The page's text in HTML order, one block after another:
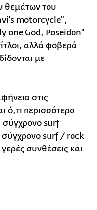
θεμάτων του
motorcycle",
one God, Poseidon"
αλλά φοβερά
με
στις
ό,τι περισσότερο
σύγχρονο surf
σύγχρονο surf / rock
συνθέσεις και